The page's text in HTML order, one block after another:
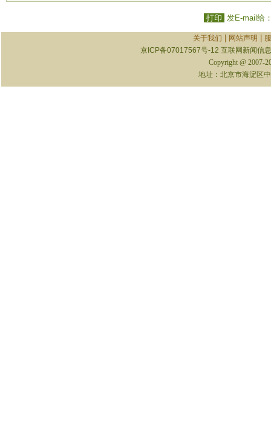
打印 发E-mail给
关于我们 网站声明
京ICP备07017567号-12 互联网新闻信
Copyright @ 2007-
地址：北京市海淀区